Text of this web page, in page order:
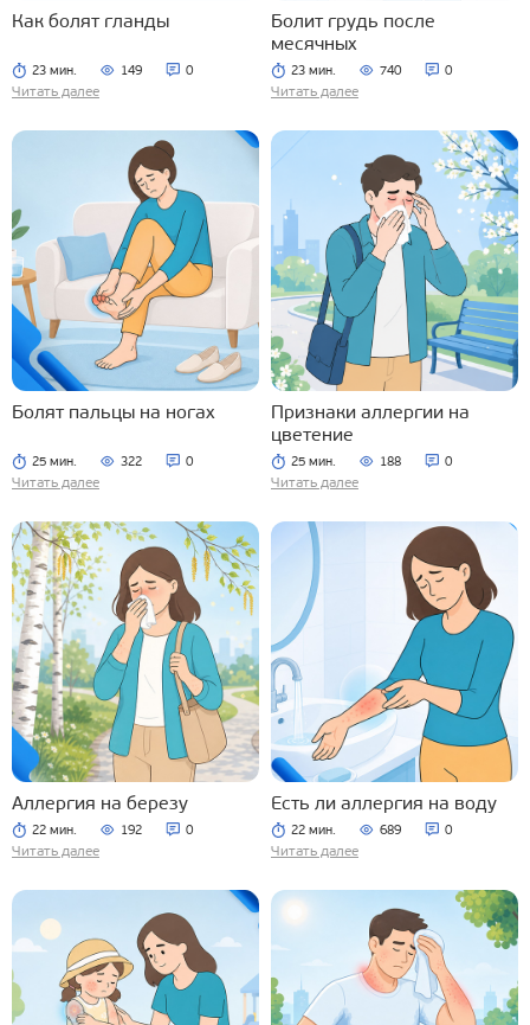
Как болят гланды
23 мин. 149 0
Читать далее
Болит грудь после
месячных
23 мин. 740 0
Читать далее
Болят пальцы на ногах
25 мин. 322 0
Читать далее
Признаки аллергии на
цветение
25 мин. 188 0
Читать далее
Аллергия на березу
22 мин. 192 0
Читать далее
Есть ли аллергия на воду
22 мин. 689 0
Читать далее